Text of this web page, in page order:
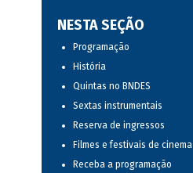
NESTA SEÇÃO
Programação
História
Quintas no BNDES
Sextas instrumentais
Reserva de ingressos
Filmes e festivais de cinema
Receba a programação